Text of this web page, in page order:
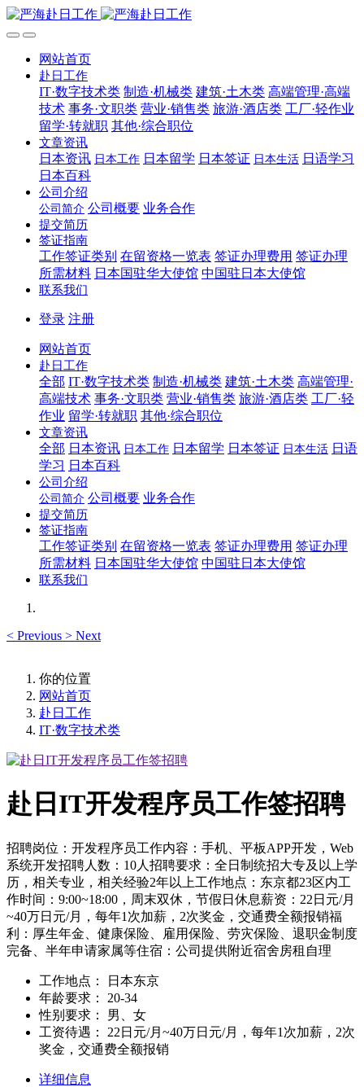
网站首页
赴日工作
IT·数字技术类 制造·机械类 建筑·土木类 高端管理·高端
技术 事务·文职类 营业·销售类 旅游·酒店类 工厂·轻作业
留学·转就职 其他·综合职位
文章资讯
日本资讯 日本工作 日本留学 日本签证 日本生活 日语学习
日本百科
公司介绍
公司简介 公司概要 业务合作
提交简历
签证指南
工作签证类别 在留资格一览表 签证办理费用 签证办理
所需材料 日本国驻华大使馆 中国驻日本大使馆
联系我们
登录 注册
网站首页
赴日工作
全部 IT·数字技术类 制造·机械类 建筑·土木类 高端管理·
高端技术 事务·文职类 营业·销售类 旅游·酒店类 工厂·轻
作业 留学·转就职 其他·综合职位
文章资讯
全部 日本资讯 日本工作 日本留学 日本签证 日本生活 日语
学习 日本百科
公司介绍
公司简介 公司概要 业务合作
提交简历
签证指南
工作签证类别 在留资格一览表 签证办理费用 签证办理
所需材料 日本国驻华大使馆 中国驻日本大使馆
联系我们
< Previous > Next
你的位置
网站首页
赴日工作
IT·数字技术类
赴日IT开发程序员工作签招聘
招聘岗位：开发程序员工作内容：手机、平板APP开发，Web
系统开发招聘人数：10人招聘要求：全日制统招大专及以上学
历，相关专业，相关经验2年以上工作地点：东京都23区内工
作时间：9:00~18:00，周末双休，节假日休息薪资：22日元/月
~40万日元/月，每年1次加薪，2次奖金，交通费全额报销福
利：厚生年金、健康保险、雇用保险、劳灾保险、退职金制度
完备、半年申请家属等住宿：公司提供附近宿舍房租自理
工作地点：
日本东京
年龄要求：
20-34
性别要求：
男、女
工资待遇：
22日元/月~40万日元/月，每年1次加薪，2次
奖金，交通费全额报销
详细信息